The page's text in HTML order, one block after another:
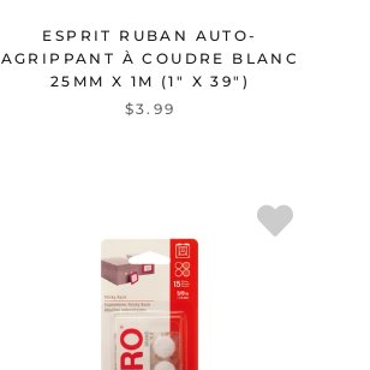
ESPRIT RUBAN AUTO-
AGRIPPANT À COUDRE BLANC
25MM X 1M (1" X 39")
$3.99